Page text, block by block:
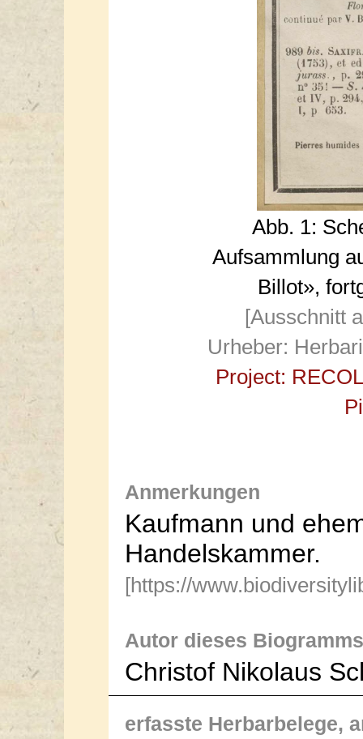
Abb. 1:
Aufsammlung
Billot»,
[Ausschnitt
Urheber:
Project:
Anmerkungen
Kaufmann und
Handelskammer.
[https://
Autor dieses
Christof Nikolaus
erfasste Herbarbelege,